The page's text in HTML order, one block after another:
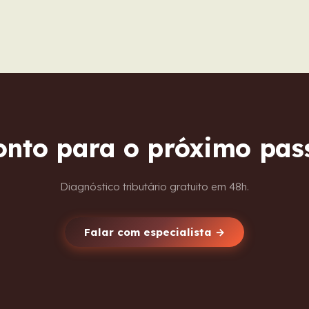
para o próximo
Diagnóstico tributário gratuito em 48h.
Falar com especialista →